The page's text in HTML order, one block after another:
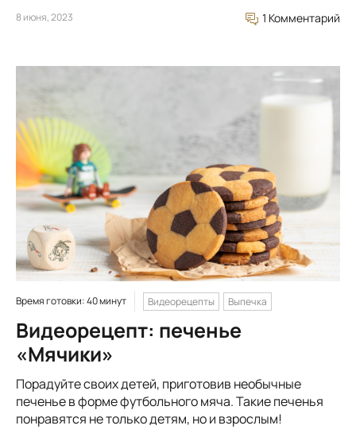
8 июня, 2023 1 Комментарий
Время готовки: 40 минут Видеорецепты Выпечка
Видеорецепт: печенье
«Мячики»
Порадуйте своих детей, приготовив необычные
печенье в форме футбольного мяча. Такие печенья
понравятся не только детям, но и взрослым!